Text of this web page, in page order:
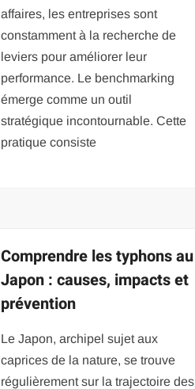
affaires, les entreprises sont
constamment à la recherche de
leviers pour améliorer leur
performance. Le benchmarking
émerge comme un outil
stratégique incontournable. Cette
pratique consiste
Comprendre les typhons au
Japon : causes, impacts et
prévention
Le Japon, archipel sujet aux
caprices de la nature, se trouve
régulièrement sur la trajectoire des